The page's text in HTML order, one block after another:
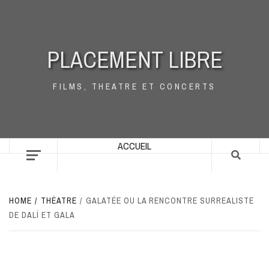
PLACEMENT LIBRE
FILMS, THEATRE ET CONCERTS
ACCUEIL
HOME THÉATRE
GALATÉE OU LA RENCONTRE SURREALISTE
DE DALÍ ET GALA